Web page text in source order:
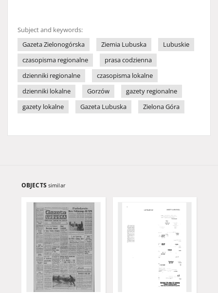
Subject and keywords:
Gazeta Zielonogórska
Ziemia Lubuska
Lubuskie
czasopisma regionalne
prasa codzienna
dzienniki regionalne
czasopisma lokalne
dzienniki lokalne
Gorzów
gazety regionalne
gazety lokalne
Gazeta Lubuska Zielona Góra
OBJECTS similar